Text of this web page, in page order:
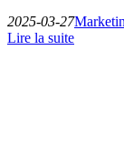
2025-03-27
Lire la suite